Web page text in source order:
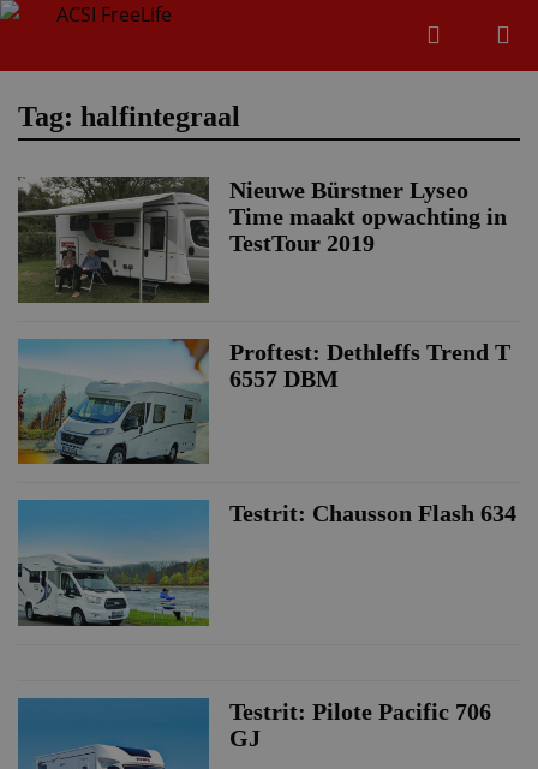
Zoeken
Tag: halfintegraal
Nieuwe Bürstner Lyseo
Time maakt opwachting in
TestTour 2019
Proftest: Dethleffs Trend T
6557 DBM
Testrit: Chausson Flash 634
Testrit: Pilote Pacific 706
GJ